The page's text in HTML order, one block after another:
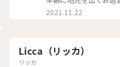
められたけど、店内に
待って、お目当てブル
ー。 購入したパンを食べるの
ブルーベリーブレッ
2021.11.22
Licca（リッカ）
リッカ